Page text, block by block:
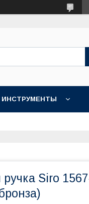
ИНСТРУМЕНТЫ
Siro